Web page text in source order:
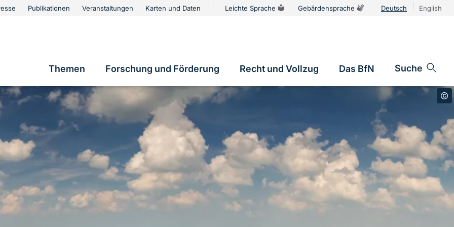
Publikationen Veranstaltungen Karten und Daten Leichte Sprache Gebärdensprache Deutsch English
Hauptnavigation
Themen Forschung und Förderung Recht und Vollzug Das BfN Suche